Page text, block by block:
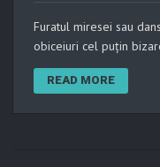
Furatul miresei sau
obiceiuri cel puţin
READ MORE